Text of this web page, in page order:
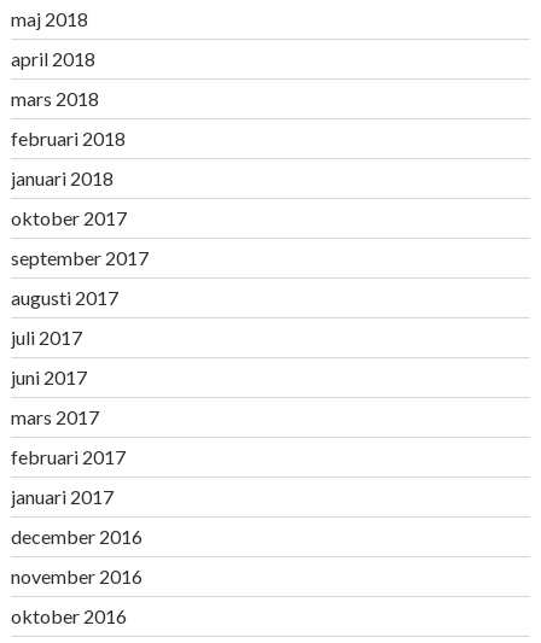
maj 2018
april 2018
mars 2018
februari 2018
januari 2018
oktober 2017
september 2017
augusti 2017
juli 2017
juni 2017
mars 2017
februari 2017
januari 2017
december 2016
november 2016
oktober 2016